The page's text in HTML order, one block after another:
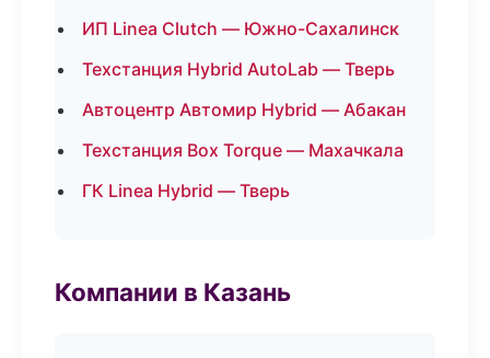
ИП Linea Clutch — Южно-Сахалинск
Техстанция Hybrid AutoLab — Тверь
Автоцентр Автомир Hybrid — Абакан
Техстанция Box Torque — Махачкала
ГК Linea Hybrid — Тверь
Компании в Казань